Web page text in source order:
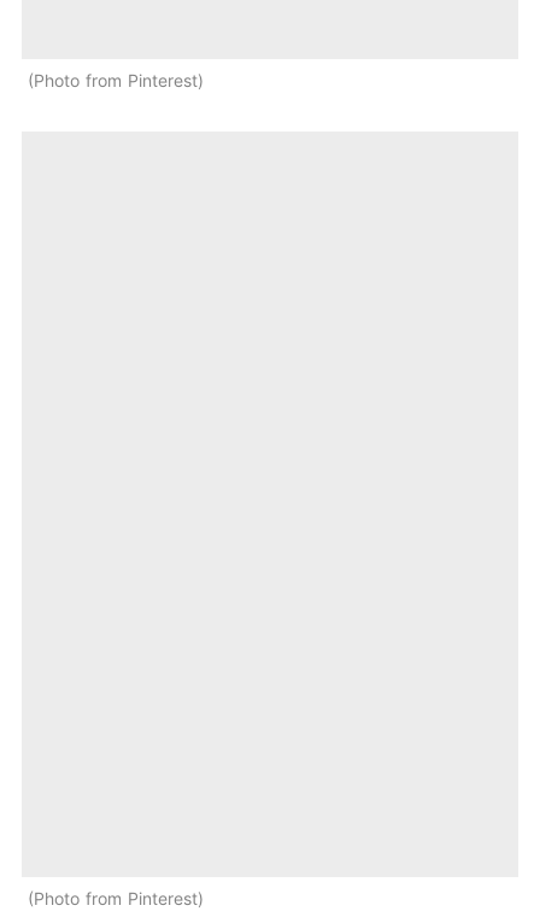
Photo from Pinterest
Photo from Pinterest